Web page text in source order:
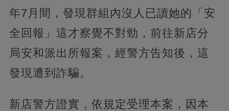
年7月間，發現群組內沒人已讀她的「安
全回報」這才察覺不對勁，前往新店分
局安和派出所報案，經警方告知後，這
發現遭到詐騙。
新店警方證實，依規定受理本案，因本